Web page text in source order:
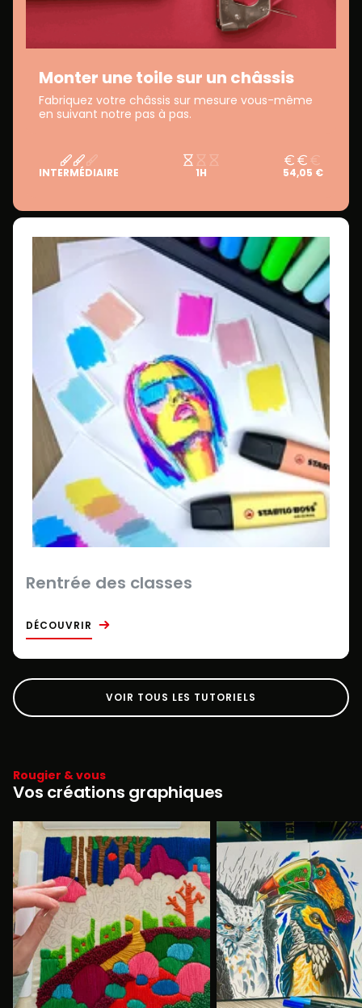
Monter une toile sur un châssis
Fabriquez votre châssis sur mesure vous-même
en suivant notre pas à pas.
INTERMÉDIAIRE 1H 54,05 €
Rentrée des classes
DÉCOUVRIR
VOIR TOUS LES TUTORIELS
Rougier & vous
Vos créations graphiques